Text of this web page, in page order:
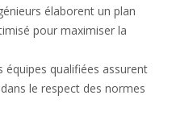
élaborent un plan
pour maximiser la
qualifiées assurent
le respect des normes